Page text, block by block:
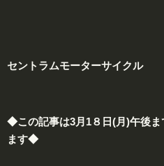
セントラムモーターサイクル
◆この記事は3月1８日(月)午後ま
ます◆